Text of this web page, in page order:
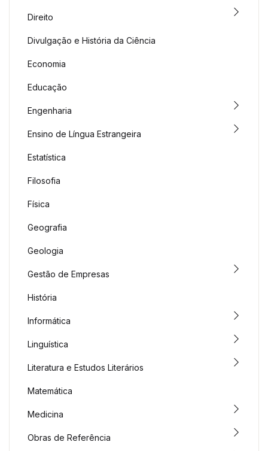
Direito
Divulgação e História da Ciência
Economia
Educação
Engenharia
Ensino de Língua Estrangeira
Estatística
Filosofia
Física
Geografia
Geologia
Gestão de Empresas
História
Informática
Linguística
Literatura e Estudos Literários
Matemática
Medicina
Obras de Referência